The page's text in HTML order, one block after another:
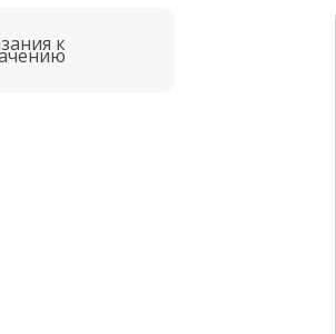
на наличие инфекций
к